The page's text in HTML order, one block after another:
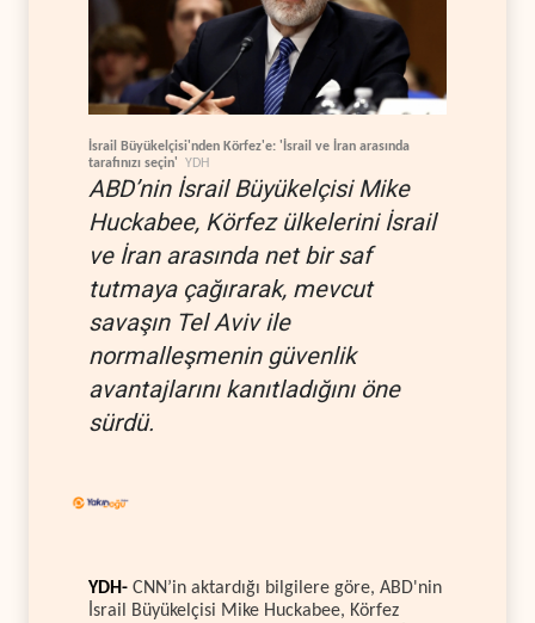
İsrail Büyükelçisi'nden Körfez'e: 'İsrail ve İran arasında
tarafınızı seçin' YDH
ABD’nin İsrail Büyükelçisi Mike
Huckabee, Körfez ülkelerini İsrail
ve İran arasında net bir saf
tutmaya çağırarak, mevcut
savaşın Tel Aviv ile
normalleşmenin güvenlik
avantajlarını kanıtladığını öne
sürdü.
YDH- CNN’in aktardığı bilgilere göre, ABD'nin
İsrail Büyükelçisi Mike Huckabee, Körfez